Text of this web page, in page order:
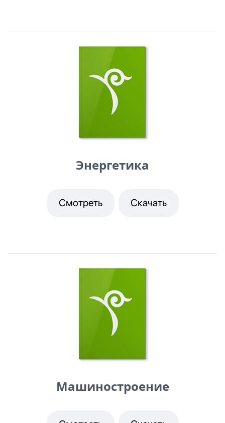
Энергетика
Смотреть Скачать
Машиностроение